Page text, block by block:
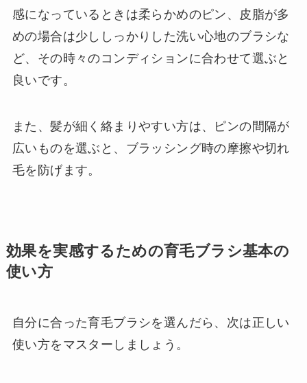
感になっているときは柔らかめのピン、皮脂が多
めの場合は少ししっかりした洗い心地のブラシな
ど、その時々のコンディションに合わせて選ぶと
良いです。
また、髪が細く絡まりやすい方は、ピンの間隔が
広いものを選ぶと、ブラッシング時の摩擦や切れ
毛を防げます。
効果を実感するための育毛ブラシ基本の
使い方
自分に合った育毛ブラシを選んだら、次は正しい
使い方をマスターしましょう。